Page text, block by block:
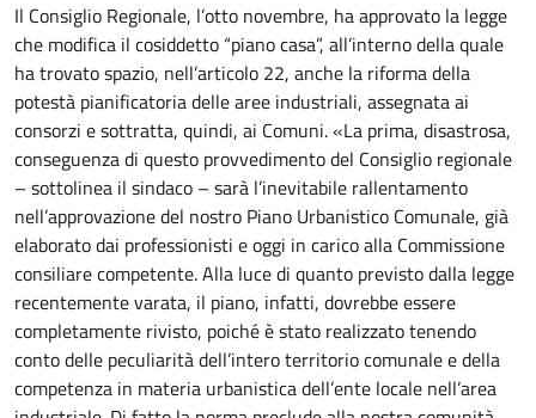
Il Consiglio Regionale, l’otto novembre, ha approvato la legge
che modifica il cosiddetto “piano casa”, all’interno della quale
ha trovato spazio, nell’articolo 22, anche la riforma della
potestà pianificatoria delle aree industriali, assegnata ai
consorzi e sottratta, quindi, ai Comuni. «La prima, disastrosa,
conseguenza di questo provvedimento del Consiglio regionale
– sottolinea il sindaco – sarà l’inevitabile rallentamento
nell’approvazione del nostro Piano Urbanistico Comunale, già
elaborato dai professionisti e oggi in carico alla Commissione
consiliare competente. Alla luce di quanto previsto dalla legge
recentemente varata, il piano, infatti, dovrebbe essere
completamente rivisto, poiché è stato realizzato tenendo
conto delle peculiarità dell’intero territorio comunale e della
competenza in materia urbanistica dell’ente locale nell’area